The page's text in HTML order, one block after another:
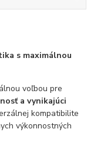
s maximálnou
voľbou pre
a vynikajúci
kompatibilite
výkonnostných